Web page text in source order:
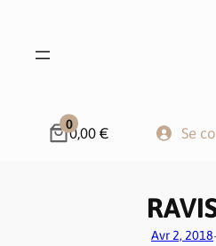
0
0,00 € Se
Avr 2, 2018